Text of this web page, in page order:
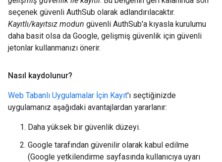
seçenek güvenli AuthSub olarak adlandırılacaktır.
Kayıtlı/kayıtsız modun güvenli AuthSub'a kıyasla kurulumu
daha basit olsa da Google, gelişmiş güvenlik için güvenli
jetonlar kullanmanızı önerir.
Nasıl kaydolunur?
Web Tabanlı Uygulamalar İçin Kayıt'ı seçtiğinizde
uygulamanız aşağıdaki avantajlardan yararlanır:
Daha yüksek bir güvenlik düzeyi.
Google tarafından güvenilir olarak kabul edilme
(Google yetkilendirme sayfasında kullanıcıya uyarı